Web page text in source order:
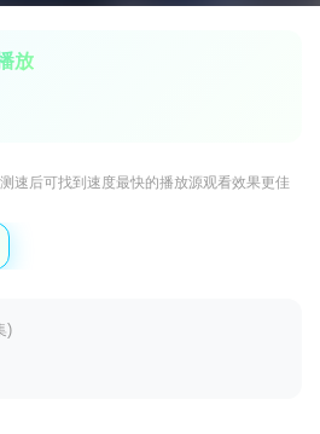
放
速后可找到速度最快的播放源观看效果更佳
)